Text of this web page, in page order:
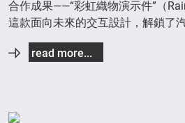
合作成果——“彩虹織物演示件”（
這款面向未來的交互設計，解鎖了
read more...